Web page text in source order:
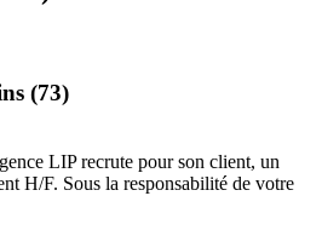
(73)
LIP recrute pour son client, un
H/F. Sous la responsabilité de votre